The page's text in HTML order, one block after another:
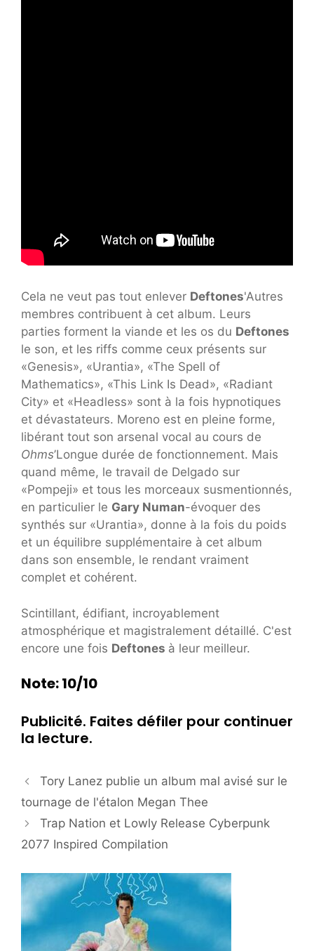
Cela ne veut pas tout enlever Deftones'Autres
membres contribuent à cet album. Leurs
parties forment la viande et les os du Deftones
le son, et les riffs comme ceux présents sur
«Genesis», «Urantia», «The Spell of
Mathematics», «This Link Is Dead», «Radiant
City» et «Headless» sont à la fois hypnotiques
et dévastateurs. Moreno est en pleine forme,
libérant tout son arsenal vocal au cours de
Ohms’Longue durée de fonctionnement. Mais
quand même, le travail de Delgado sur
«Pompeji» et tous les morceaux susmentionnés,
en particulier le Gary Numan-évoquer des
synthés sur «Urantia», donne à la fois du poids
et un équilibre supplémentaire à cet album
dans son ensemble, le rendant vraiment
complet et cohérent.
Scintillant, édifiant, incroyablement
atmosphérique et magistralement détaillé. C'est
encore une fois Deftones à leur meilleur.
Note: 10/10
Publicité. Faites défiler pour continuer
la lecture.
Tory Lanez publie un album mal avisé sur le
tournage de l'étalon Megan Thee
Trap Nation et Lowly Release Cyberpunk
2077 Inspired Compilation